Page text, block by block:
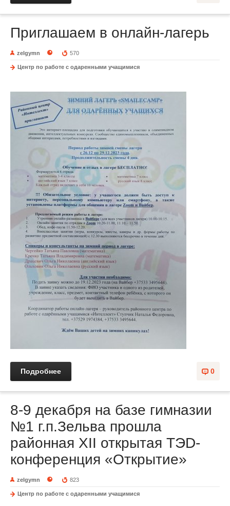
Приглашаем в онлайн-лагерь
zelgymn 570
Центр по работе с одаренными учащимися
0
Подробнее
8-9 декабря на базе гимназии
№1 г.п.Зельва прошла
районная ХІI открытая ТЭD-
конференция «Открытие»
zelgymn 823
Центр по работе с одаренными учащимися